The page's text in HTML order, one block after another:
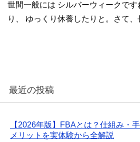
世間一般には シルバーウィークです
り、 ゆっくり休養したりと。さて、
最近の投稿
【2026年版】FBAとは？仕組み・
メリットを実体験から全解説